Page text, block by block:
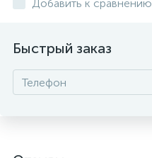
Добавить к сравнению
Быстрый заказ